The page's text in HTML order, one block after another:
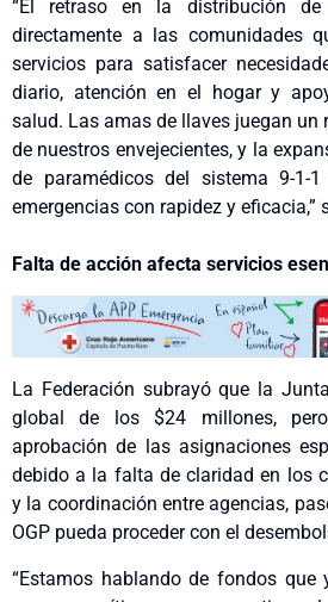
“El retraso en la distribución
directamente a las comunidades
servicios para satisfacer
diario, atención en el hogar y
salud. Las amas de llaves juegan un
de nuestros envejecientes, y la
de paramédicos del sistema 9-1-
emergencias con rapidez y eficacia,”
Falta de acción afecta servicios
La Federación subrayó que la
global de los $24 millones,
aprobación de las asignaciones
debido a la falta de claridad en los
y la coordinación entre agencias,
OGP pueda proceder con el
“Estamos hablando de fondos que